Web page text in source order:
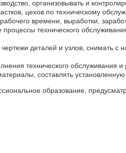
организовывать и
цехов по техническому
времени, выработки,
технического
деталей и узлов, снимать
технического обслуживания
составлять установленную
образование,